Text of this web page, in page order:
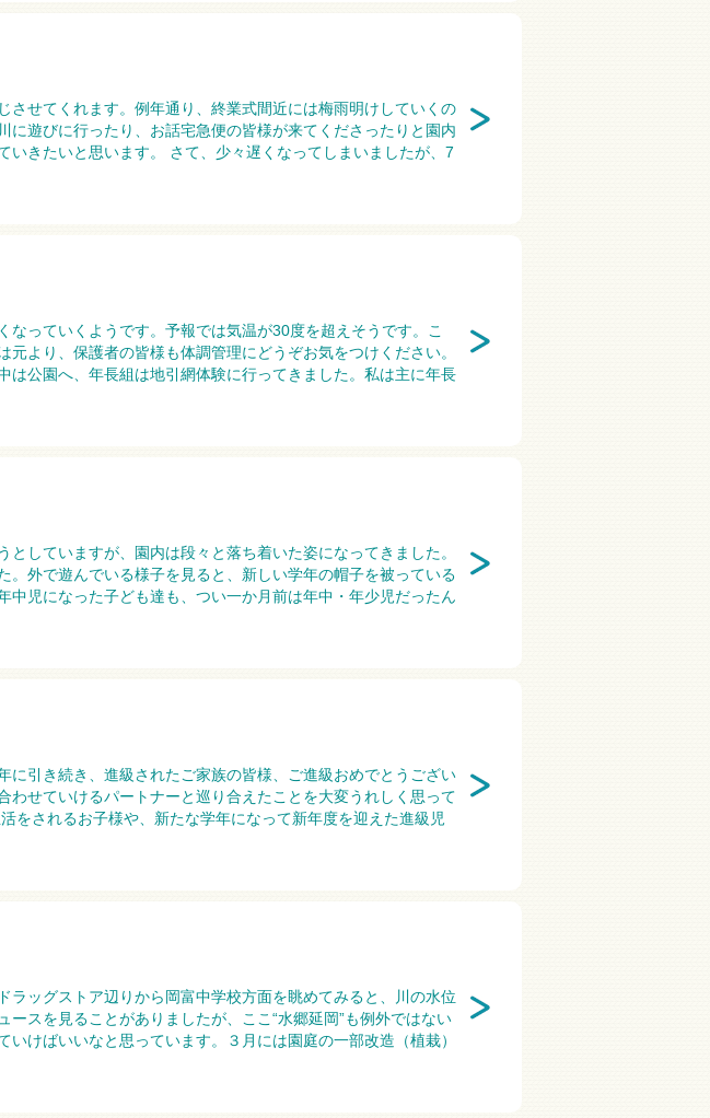
せてくれます。例年通り、終業式間近には梅雨明けしていくの
遊びに行ったり、お話宅急便の皆様が来てくださったりと園内
きたいと思います。 さて、少々遅くなってしまいましたが、7
っていくようです。予報では気温が30度を超えそうです。こ
より、保護者の皆様も体調管理にどうぞお気をつけください。
公園へ、年長組は地引網体験に行ってきました。私は主に年長
していますが、園内は段々と落ち着いた姿になってきました。
外で遊んでいる様子を見ると、新しい学年の帽子を被っている
児になった子ども達も、つい一か月前は年中・年少児だったん
引き続き、進級されたご家族の皆様、ご進級おめでとうござい
せていけるパートナーと巡り合えたことを大変うれしく思って
をされるお子様や、新たな学年になって新年度を迎えた進級児
ッグストア辺りから岡富中学校方面を眺めてみると、川の水位
スを見ることがありましたが、ここ“水郷延岡”も例外ではない
けばいいなと思っています。３月には園庭の一部改造（植栽）